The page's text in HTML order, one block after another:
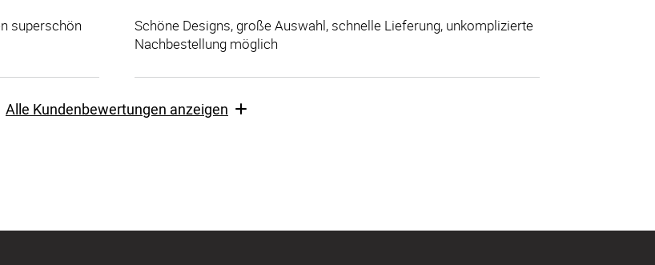
superschön
Schöne Designs, große Auswahl, schnelle Lieferung, unkomplizierte
Nachbestellung möglich
Alle Kundenbewertungen anzeigen